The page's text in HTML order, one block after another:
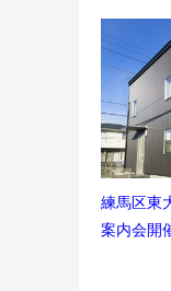
練馬区
案内会開